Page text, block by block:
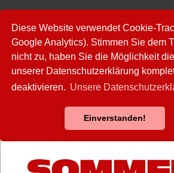
Diese Website verwendet Cookie-
Google Analytics). Stimmen Sie dem
nicht zu, haben Sie die Möglichkeit
unserer Datenschutzerklärung
deaktivieren. Unsere
Einverstanden!